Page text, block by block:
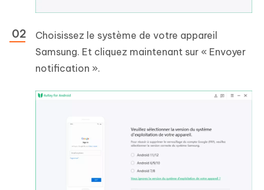
Choisissez le système de votre appareil
Samsung. Et cliquez maintenant sur « Envoyer
notification ».